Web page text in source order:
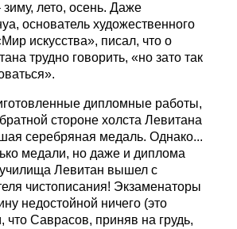
лето, осень. Даже
основатель художественного
искусства», писал, что о
трудно говорить, «но зато так
дипломные работы,
стороне холста Левитана
серебряная медаль. Однако...
медали, но даже и диплома
Левитан вышел с
чистописания! Экзаменаторы
недостойной ничего (это
что Саврасов, приняв на грудь,